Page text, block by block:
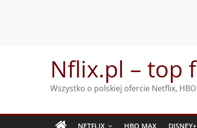
Nflix.pl – top
Wszystko o polskiej ofercie Netflix,
NETFLIX HBO MAX DISNEY+